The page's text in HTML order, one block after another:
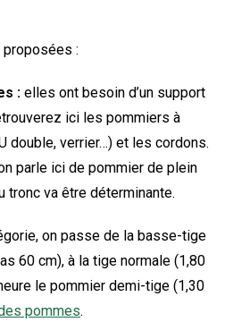
:
: elles ont besoin d’un support
ici les pommiers à
double, verrier…) et les cordons.
parle ici de pommier de plein
tronc va être déterminante.
on passe de la basse-tige
60 cm), à la tige normale (1,80
le pommier demi-tige (1,30
pommes.